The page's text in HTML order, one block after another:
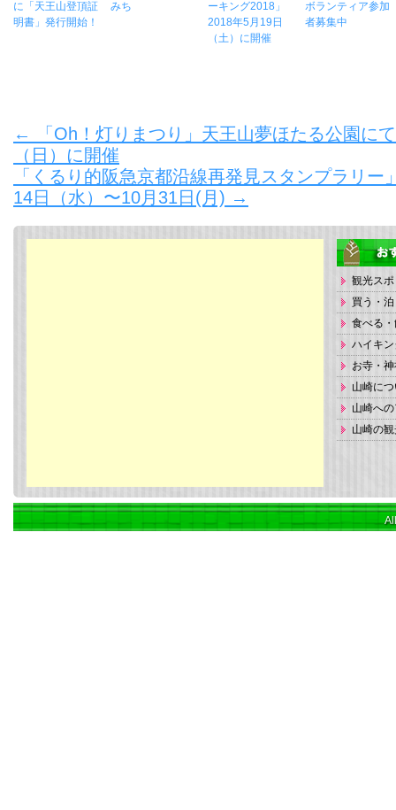
に「天王山登頂証
明書」発行開始！
みち
ーキング2018」
2018年5月19日
（土）に開催
ボランティア参加
者募集中
←
「Oh！灯りまつり」天王山夢ほたる公園に
（日）に開催
「くるり的阪急京都沿線再発見スタンプラリー
14日（水）〜10月31日(月) →
観光ス
買う・
食べる
ハイキ
お寺・
山崎に
山崎へ
山崎の